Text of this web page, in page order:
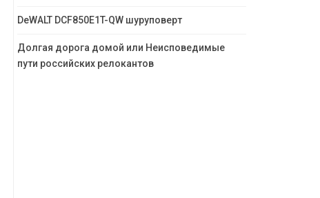
DeWALT DCF850E1T-QW шуруповерт
Долгая дорога домой или Неисповедимые
пути российских релокантов